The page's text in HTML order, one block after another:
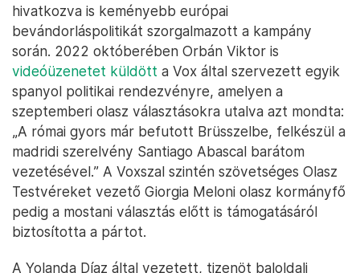
hivatkozva is keményebb európai
bevándorláspolitikát szorgalmazott a kampány
során. 2022 októberében Orbán Viktor is
videóüzenetet küldött a Vox által szervezett egyik
spanyol politikai rendezvényre, amelyen a
szeptemberi olasz választásokra utalva azt mondta:
„A római gyors már befutott Brüsszelbe, felkészül a
madridi szerelvény Santiago Abascal barátom
vezetésével.” A Voxszal szintén szövetséges Olasz
Testvéreket vezető Giorgia Meloni olasz kormányfő
pedig a mostani választás előtt is támogatásáról
biztosította a pártot.
A Yolanda Díaz által vezetett, tizenöt baloldali